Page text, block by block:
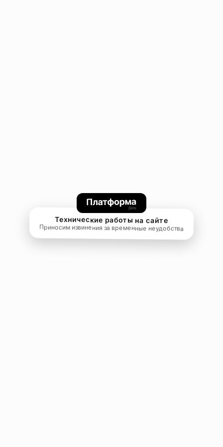
Технические работы на сайте
Приносим извинения за временные неудобства